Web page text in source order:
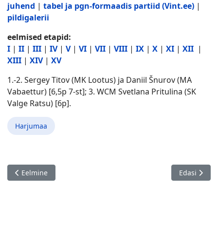
juhend | tabel ja pgn-formaadis partiid (Vint.ee) |
pildigalerii
eelmised etapid:
I | II | III | IV | V | VI | VII | VIII | IX | X | XI | XII |
XIII | XIV | XV
1.-2. Sergey Titov (MK Lootus) ja Daniil Šnurov (MA
Vabaettur) [6,5p 7-st]; 3. WCM Svetlana Pritulina (SK
Valge Ratsu) [6p].
Harjumaa
Eelmine artikkel: Jaan Ehlvesti online-meistriklass 08.05.
Eelmine Järgmine
Edasi